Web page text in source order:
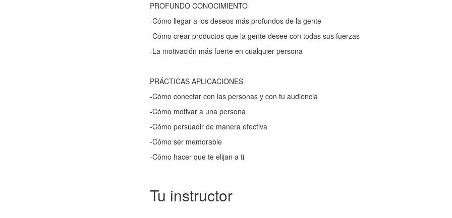
PROFUNDO CONOCIMIENTO
-Cómo llegar a los deseos más profundos de la gente
-Cómo crear productos que la gente desee con todas sus fuerzas
-La motivación más fuerte en cualquier persona
PRÁCTICAS APLICACIONES
-Cómo conectar con las personas y con tu audiencia
-Cómo motivar a una persona
-Cómo persuadir de manera efectiva
-Cómo ser memorable
-Cómo hacer que te elijan a ti
Tu instructor